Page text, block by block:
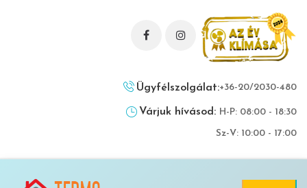
Ügyfélszolgálat:+36-20/2030-480
Várjuk hívásod: H-P: 08:00 - 18:30
Sz-V: 10:00 - 17:00